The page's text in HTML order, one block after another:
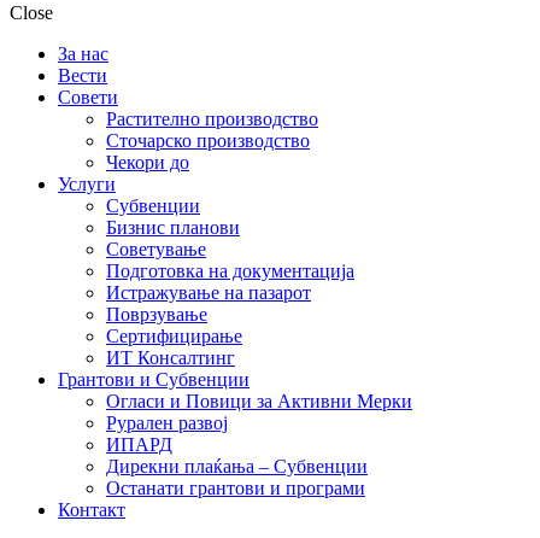
Close
За нас
Вести
Совети
Растително производство
Сточарско производство
Чекори до
Услуги
Субвенции
Бизнис планови
Советување
Подготовка на документација
Истражување на пазарот
Поврзување
Сертифицирање
ИТ Консалтинг
Грантови и Субвенции
Огласи и Повици за Активни Мерки
Рурален развој
ИПАРД
Дирекни плаќања – Субвенции
Останати грантови и програми
Контакт